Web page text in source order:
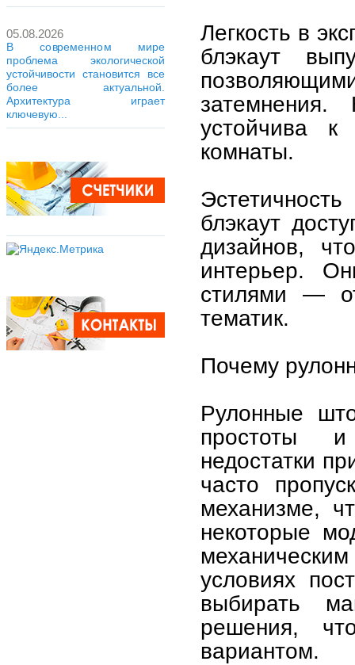
05.08.2026
В современном мире
проблема экологической
устойчивости становится все
более актуальной.
Архитектура играет
ключевую...
Легкость в
блэкаут
устойчива
комнаты.
блэкаут
дизайнов,
интерьер.
стилями —
тематик.
Почему
Рулонные
простоты
недостатки
часто
механизме,
некоторые
условиях
выбирать
решения,
вариантом.